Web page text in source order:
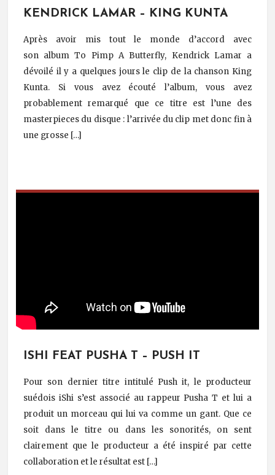
KENDRICK LAMAR – KING KUNTA
Après avoir mis tout le monde d’accord avec
son album To Pimp A Butterfly, Kendrick Lamar a
dévoilé il y a quelques jours le clip de la chanson King
Kunta. Si vous avez écouté l’album, vous avez
probablement remarqué que ce titre est l’une des
masterpieces du disque : l’arrivée du clip met donc fin à
une grosse […]
ISHI FEAT PUSHA T – PUSH IT
Pour son dernier titre intitulé Push it, le producteur
suédois iShi s’est associé au rappeur Pusha T et lui a
produit un morceau qui lui va comme un gant. Que ce
soit dans le titre ou dans les sonorités, on sent
clairement que le producteur a été inspiré par cette
collaboration et le résultat est […]